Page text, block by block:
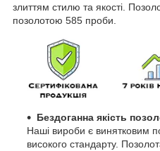
злиттям стилю та якості.
позолотою 585 проби.
Бездоганна якість
Наші вироби є винятковим
високого стандарту.